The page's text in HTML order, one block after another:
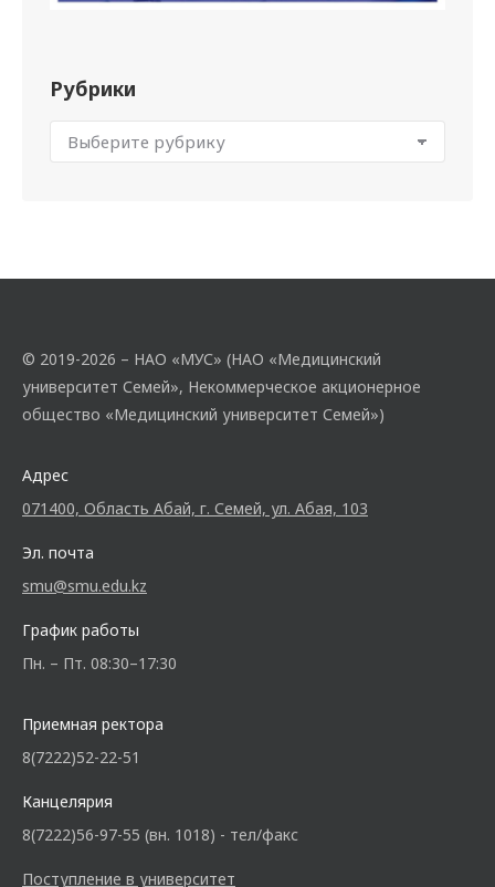
Рубрики
© 2019-2026 – НАО «МУС» (НАО «Медицинский
университет Семей», Некоммерческое акционерное
общество «Медицинский университет Семей»)
Адрес
071400, Область Абай, г. Семей, ул. Абая, 103
Эл. почта
smu@smu.edu.kz
График работы
Пн. – Пт. 08:30–17:30
Приемная ректора
8(7222)52-22-51
Канцелярия
8(7222)56-97-55 (вн. 1018) - тел/факс
Поступление в университет